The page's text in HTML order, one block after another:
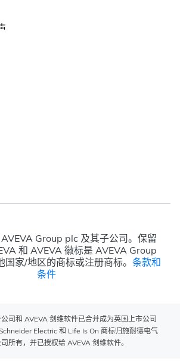
Group plc 及其子公司。保留
和 AVEVA 徽标是 AVEVA Group
家/地区的商标或注册商标。 条款和
条件
司和 AVEVA 剑维软件已合并成为英国上市公司
Electric 和 Life Is On 商标归施耐德电气
所有，并已授权给 AVEVA 剑维软件。